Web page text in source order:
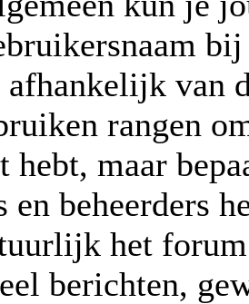
van
rangen
hebt, maar
en beheerders
het
berichten,